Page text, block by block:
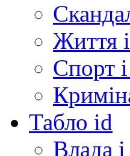
Життя
Спорт
Табло id
Влада